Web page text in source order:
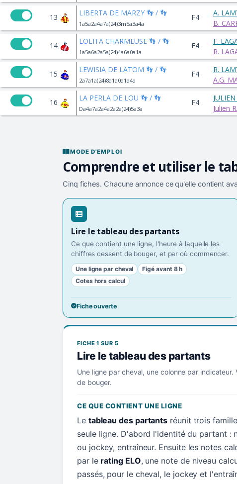
13 LIBERTA DE MARZY 👣 / 👣
1a5a2a4a7a(24)3m5a3a4a
F4 A.
B.
14 LOLITA CHARMEUSE 👣 / 👣
1a5a6a2a5a(24)4a6a0a1a
F4 F.
R.
15 LEWISIA DE LATOM 👣 / 👣
2a7a1a(24)8a1a0a1a4a
F4 R.
A.G.
16 LA PERLA DE LOU 👣 / 👣
Da4a7a2a4a2a2a(24)5a3a
F4
Julien
MODE D'EMPLOI
Comprendre et utiliser le
Cinq fiches. Chacune annonce ce qu'elle contient
Lire le tableau des partants
Ce que contient une ligne, l'heure à laquelle les
chiffres cessent de bouger, et par où commencer.
Une ligne par cheval
Figé avant 8 h
Cotes hors calcul
Fiche ouverte
FICHE 1 SUR 5
Lire le tableau des partants
Une ligne par cheval, une colonne par
de bouger.
CE QUE CONTIENT UNE LIGNE
Le tableau des partants réunit trois
seule ligne. D'abord l'identité du partant :
ou jockey, entraîneur. Ensuite les notes
par le rating ELO, une note de niveau
passés, pour le cheval, le jockey et